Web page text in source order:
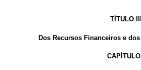
TÍTULO III
Dos Recursos Financeiros e dos
CAPÍTULO I